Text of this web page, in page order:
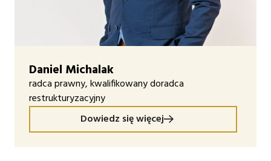
Daniel Michalak
radca prawny, kwalifikowany doradca
restrukturyzacyjny
Dowiedz się więcej